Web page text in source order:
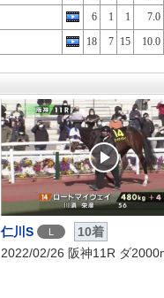
6 1 1
7.0
18 7 15 10.0
仁川S L
10着
2022/02/26 阪神11R ダ